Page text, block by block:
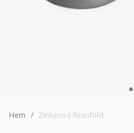
Hem Zinkanod flexofold